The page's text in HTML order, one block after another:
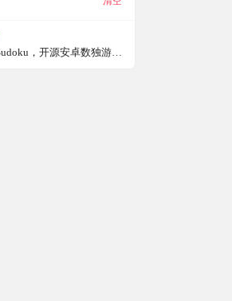
，开源安卓数独游戏